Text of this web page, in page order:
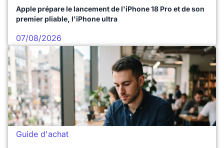
Apple prépare le lancement de l'iPhone 18 Pro et de son
premier pliable, l'iPhone ultra
07/08/2026
Guide d'achat